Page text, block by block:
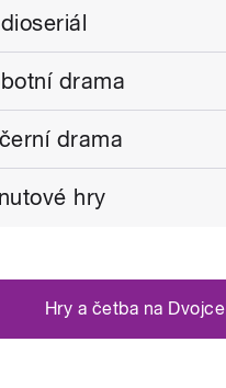
drama
drama
hry
Hry a četba na Dvojce